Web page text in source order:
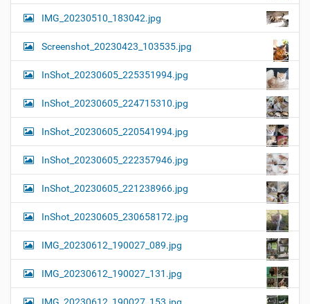
IMG_20230510_183042.jpg
Screenshot_20230423_103535.jpg
InShot_20230605_225351994.jpg
InShot_20230605_224715310.jpg
InShot_20230605_220541994.jpg
InShot_20230605_222357946.jpg
InShot_20230605_221238966.jpg
InShot_20230605_230658172.jpg
IMG_20230612_190027_089.jpg
IMG_20230612_190027_131.jpg
IMG_20230612_190027_153.jpg